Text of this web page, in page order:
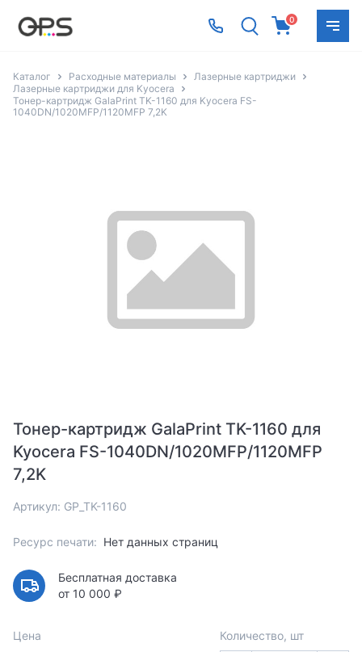
0
Каталог Расходные материалы
Лазерные картриджи
Лазерные картриджи для Kyocera
Тонер-картридж GalaPrint TK-1160 для Kyocera FS-
1040DN/1020MFP/1120MFP 7,2K
Тонер-картридж GalaPrint TK-1160 для
Kyocera FS-1040DN/1020MFP/1120MFP
7,2K
Артикул: GP_TK-1160
Ресурс печати: Нет данных страниц
Бесплатная доставка
от 10 000 ₽
Цена Количество, шт